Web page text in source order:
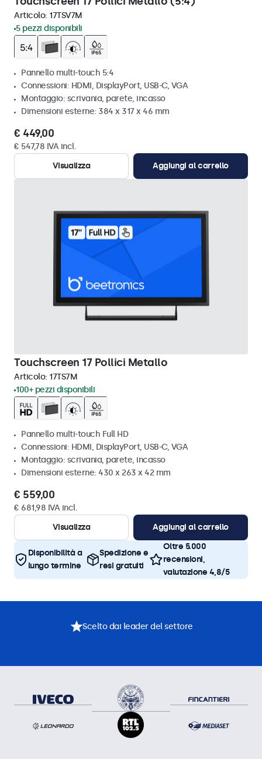
Articolo: 17TSV7M
5 pezzi disponibili
Pannello multi-touch 5:4
Connessioni: HDMI, DisplayPort, USB-C, VGA
Montaggio: scrivania, parete, incasso
Dimensioni esterne: 384 x 317 x 46 mm
€ 449,00
€ 547,78 IVA incl.
Visualizza
Aggiungi al carrello
Touchscreen 17 Pollici Metallo
Articolo: 17TS7M
100+ pezzi disponibili
Pannello multi-touch Full HD
Connessioni: HDMI, DisplayPort, USB-C, VGA
Montaggio: scrivania, parete, incasso
Dimensioni esterne: 430 x 263 x 42 mm
€ 559,00
€ 681,98 IVA incl.
Visualizza
Aggiungi al carrello
Disponibilità a
lungo termine
Spedizione e
resi gratuiti
Oltre 5.000
recensioni,
valutazione 4,8/5
Scelto dai leader del settore